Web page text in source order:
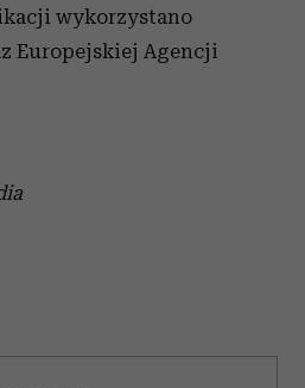
wykorzystano
Europejskiej Agencji